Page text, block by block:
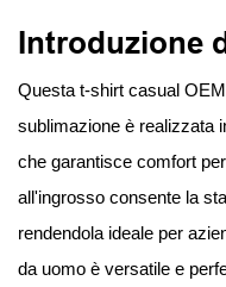
Introduzione
Questa t-shirt casual
sublimazione è realizzata
che garantisce comfort
all'ingrosso consente la
rendendola ideale per
da uomo è versatile e